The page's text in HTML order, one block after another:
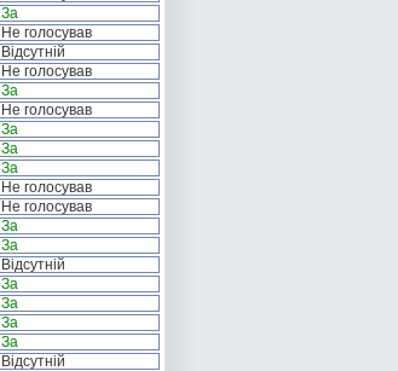
За
Не голосував
Відсутній
Не голосував
За
Не голосував
За
За
За
Не голосував
Не голосував
За
За
Відсутній
За
За
За
За
Відсутній